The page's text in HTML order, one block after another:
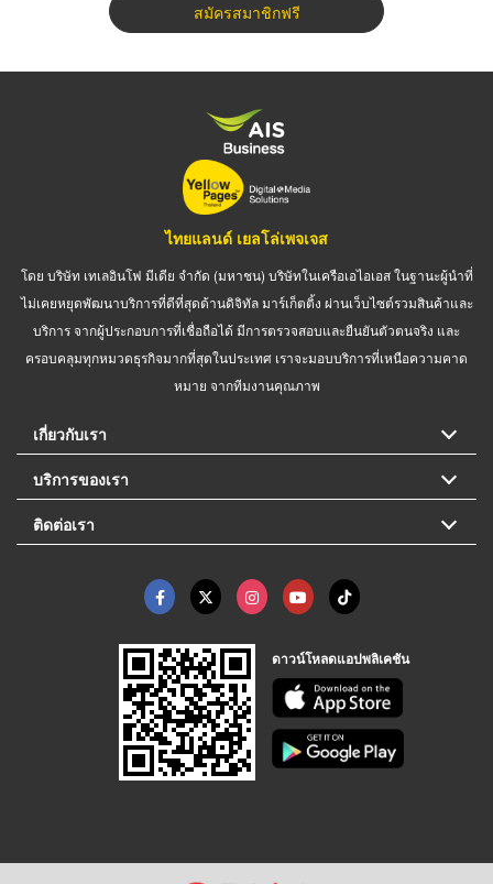
สมัครสมาชิกฟรี
ไทยแลนด์ เยลโล่เพจเจส
โดย บริษัท เทเลอินโฟ มีเดีย จำกัด (มหาชน) บริษัทในเครือเอไอเอส ในฐานะผู้นำที่
ไม่เคยหยุดพัฒนาบริการที่ดีที่สุดด้านดิจิทัล มาร์เก็ตติ้ง ผ่านเว็บไซต์รวมสินค้าและ
บริการ จากผู้ประกอบการที่เชื่อถือได้ มีการตรวจสอบและยืนยันตัวตนจริง และ
ครอบคลุมทุกหมวดธุรกิจมากที่สุดในประเทศ เราจะมอบบริการที่เหนือความคาด
หมาย จากทีมงานคุณภาพ
เกี่ยวกับเรา
บริการของเรา
ติดต่อเรา
ดาวน์โหลดแอปพลิเคชัน